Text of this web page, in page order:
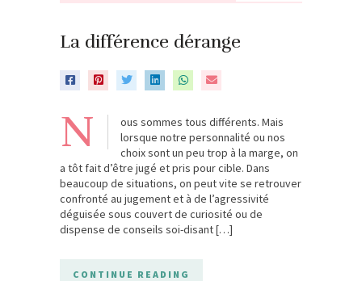
La différence dérange
N
ous sommes tous différents. Mais
lorsque notre personnalité ou nos
choix sont un peu trop à la marge, on
a tôt fait d’être jugé et pris pour cible. Dans
beaucoup de situations, on peut vite se retrouver
confronté au jugement et à de l’agressivité
déguisée sous couvert de curiosité ou de
dispense de conseils soi-disant […]
CONTINUE READING